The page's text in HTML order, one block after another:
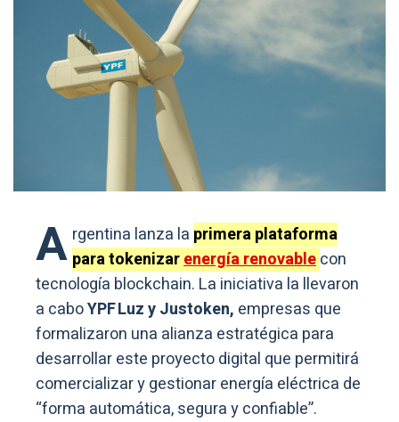
A rgentina lanza la primera plataforma
para tokenizarenergía renovablecon
tecnología blockchain. La iniciativa la llevaron
a caboYPF Luz y Justoken, empresas que
formalizaron una alianza estratégica para
desarrollar este proyecto digital que permitirá
comercializar y gestionar energía eléctrica de
“forma automática, segura y confiable”.